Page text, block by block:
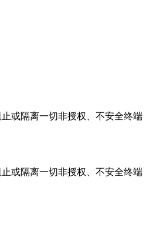
或隔离一切非授权、不安全终端
或隔离一切非授权、不安全终端